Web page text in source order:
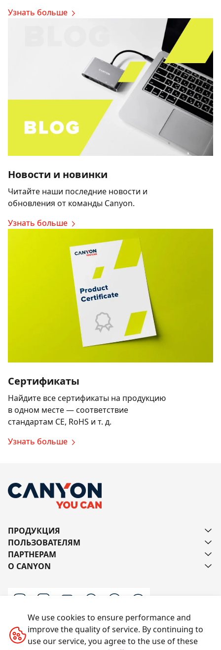
Узнать больше
Новости и новинки
Читайте наши последние новости и
обновления от команды Canyon.
Узнать больше
Сертификаты
Найдите все сертификаты на продукцию
в одном месте — соответствие
стандартам CE, RoHS и т. д.
Узнать больше
ПРОДУКЦИЯ
ПОЛЬЗОВАТЕЛЯМ
ПАРТНЕРАМ
О CANYON
Напишите нам
We use cookies to ensure performance and
improve the quality of service. By continuing to
use our service, you agree to the use of these